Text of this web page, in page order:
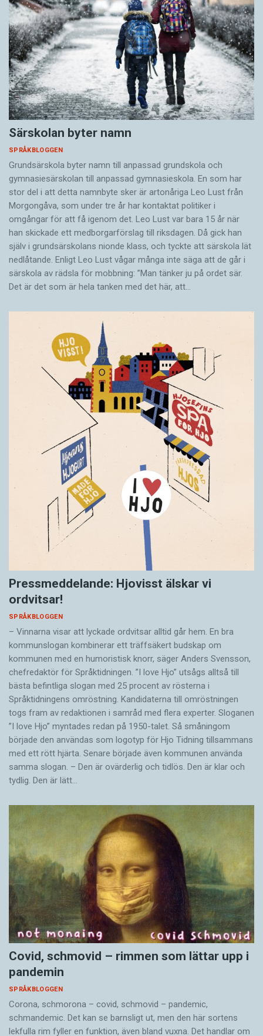
Särskolan byter namn
SPRÅKBLOGGEN
Grundsärskola byter namn till anpassad grundskola och
gymnasiesärskolan till anpassad gymnasieskola. En som har
stor del i att detta namnbyte sker är artonåriga Leo Lust från
Morgongåva, som under tre år har kontaktat politiker i
omgångar för att få igenom det. Leo Lust var bara 15 år när
han skickade ett medborgarförslag till riksdagen. Då gick han
själv i grundsärskolans nionde klass, och tyckte att särskola lät
nedlåtande. Enligt Leo Lust vågar många inte säga att de går i
särskola av rädsla för mobbning: ”Man tänker ju på ordet sär.
Det är det som är hela tanken med det här, att…
Pressmeddelande: Hjovisst älskar vi
ordvitsar!
SPRÅKBLOGGEN
– Vinnarna visar att lyckade ordvitsar alltid går hem. En bra
kommunslogan kombinerar ett träffsäkert budskap om
kommunen med en humoristisk knorr, säger Anders Svensson,
chefredaktör för Språktidningen. ”I love Hjo” utsågs alltså till
bästa befintliga slogan med 25 procent av rösterna i
Språktidningens omröstning. Kandidaterna till omröstningen
togs fram av redaktionen i samråd med flera experter. Sloganen
”I love Hjo” myntades redan på 1950-talet. Så småningom
började den användas som logotyp för Hjo Tidning tillsammans
med ett rött hjärta. Senare började även kommunen använda
samma slogan. – Den är ovärderlig och tidlös. Den är klar och
tydlig. Den är lätt…
Covid, schmovid – rimmen som lättar upp i
pandemin
SPRÅKBLOGGEN
Corona, schmorona – covid, schmovid – pandemic,
schmandemic. Det kan se barnsligt ut, men den här sortens
lekfulla rim fyller en funktion, även bland vuxna. Det handlar om